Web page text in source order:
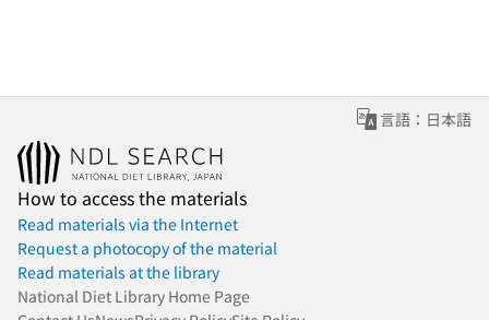
言語：日本語
How to access the materials
Read materials via the Internet
Request a photocopy of the material
Read materials at the library
National Diet Library Home Page